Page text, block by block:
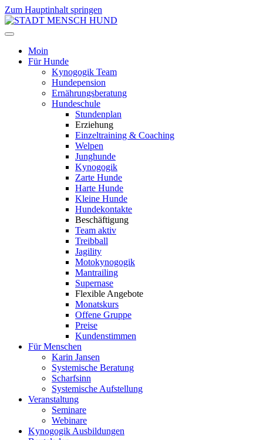
Zum Hauptinhalt springen
Moin
Für Hunde
Kynogogik Team
Hundepension
Ernährungsberatung
Hundeschule
Stundenplan
Erziehung
Einzeltraining & Coaching
Welpen
Junghunde
Kynogogik
Zarte Hunde
Harte Hunde
Kleine Hunde
Hundekontakte
Beschäftigung
Team aktiv
Treibball
Jagility
Motokynogogik
Mantrailing
Supernase
Flexible Angebote
Monatskurs
Offene Gruppe
Preise
Kundenstimmen
Für Menschen
Karin Jansen
Systemische Beratung
Scharfsinn
Systemische Aufstellung
Veranstaltung
Seminare
Webinare
Kynogogik Ausbildungen